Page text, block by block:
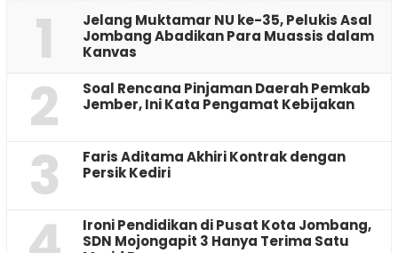
1
Jelang Muktamar NU ke-35, Pelukis Asal
Jombang Abadikan Para Muassis dalam
Kanvas
2
‎Soal Rencana Pinjaman Daerah Pemkab
Jember, Ini Kata Pengamat Kebijakan ‎
3
Faris Aditama Akhiri Kontrak dengan
Persik Kediri
Ironi Pendidikan di Pusat Kota Jombang,
SDN Mojongapit 3 Hanya Terima Satu